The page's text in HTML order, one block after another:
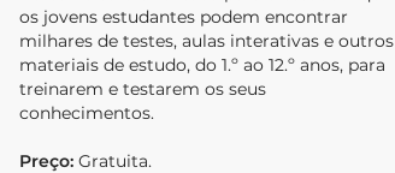
os jovens estudantes podem encontrar
milhares de testes, aulas interativas e outros
materiais de estudo, do 1.º ao 12.º anos, para
treinarem e testarem os seus
conhecimentos.
Preço: Gratuita.